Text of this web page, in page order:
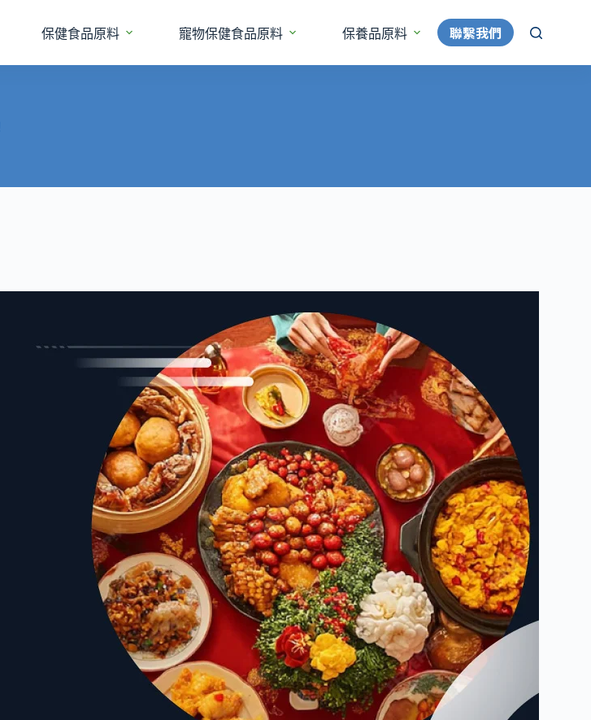
保健食品原料 寵物保健食品原料 保養品原料 更多
聯繫我們